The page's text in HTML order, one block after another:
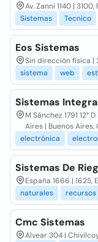
Av. Zanni 1140 |
Sistemas
Tecnico
Eos Sistemas
Sin dirección física |
sistema
web
Sistemas
M Sánchez 1791 12°
Aires | Buenos
electrónica
Sistemas De
España 1666 | 1625,
naturales
recursos
Cmc Sistemas
Alvear 304 |